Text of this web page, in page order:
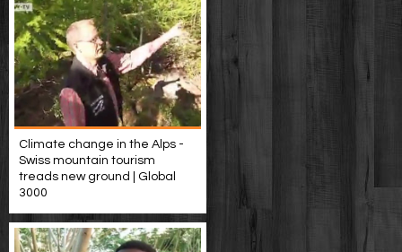
Climate change in the Alps -
Swiss mountain tourism
treads new ground | Global
3000